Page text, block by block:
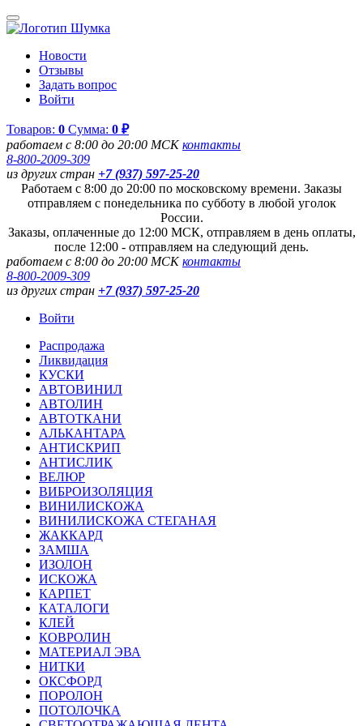
Новости
Отзывы
Задать вопрос
Войти
Товаров: 0 Сумма: 0 ₽
работаем с 8:00 до 20:00 МСКконтакты
8-800-2009-309
из других стран +7 (937) 597-25-20
Работаем с 8:00 до 20:00 по московскому времени. Заказы
отправляем с понедельника по субботу в любой уголок
России.
Заказы, оплаченные до 12:00 МСК, отправляем в день оплаты,
после 12:00 - отправляем на следующий день.
работаем с 8:00 до 20:00 МСКконтакты
8-800-2009-309
из других стран +7 (937) 597-25-20
Войти
Распродажа
Ликвидация
КУСКИ
АВТОВИНИЛ
АВТОЛИН
АВТОТКАНИ
АЛЬКАНТАРА
АНТИСКРИП
АНТИСЛИК
ВЕЛЮР
ВИБРОИЗОЛЯЦИЯ
ВИНИЛИСКОЖА
ВИНИЛИСКОЖА СТЕГАНАЯ
ЖАККАРД
ЗАМША
ИЗОЛОН
ИСКОЖА
КАРПЕТ
КАТАЛОГИ
КЛЕЙ
КОВРОЛИН
МАТЕРИАЛ ЭВА
НИТКИ
ОКСФОРД
ПОРОЛОН
ПОТОЛОЧКА